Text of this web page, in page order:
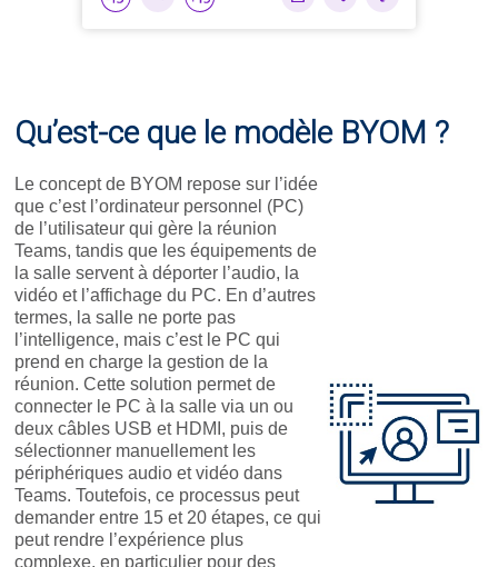
Qu’est-ce que le modèle BYOM ?
Le concept de BYOM repose sur l’idée
que c’est l’ordinateur personnel (PC)
de l’utilisateur qui gère la réunion
Teams, tandis que les équipements de
la salle servent à déporter l’audio, la
vidéo et l’affichage du PC. En d’autres
termes, la salle ne porte pas
l’intelligence, mais c’est le PC qui
prend en charge la gestion de la
réunion. Cette solution permet de
connecter le PC à la salle via un ou
deux câbles USB et HDMI, puis de
sélectionner manuellement les
périphériques audio et vidéo dans
Teams. Toutefois, ce processus peut
demander entre 15 et 20 étapes, ce qui
peut rendre l’expérience plus
complexe, en particulier pour des